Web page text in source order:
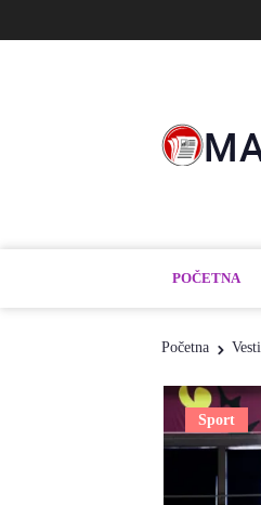
POČETNA
Početna Vesti
Sport